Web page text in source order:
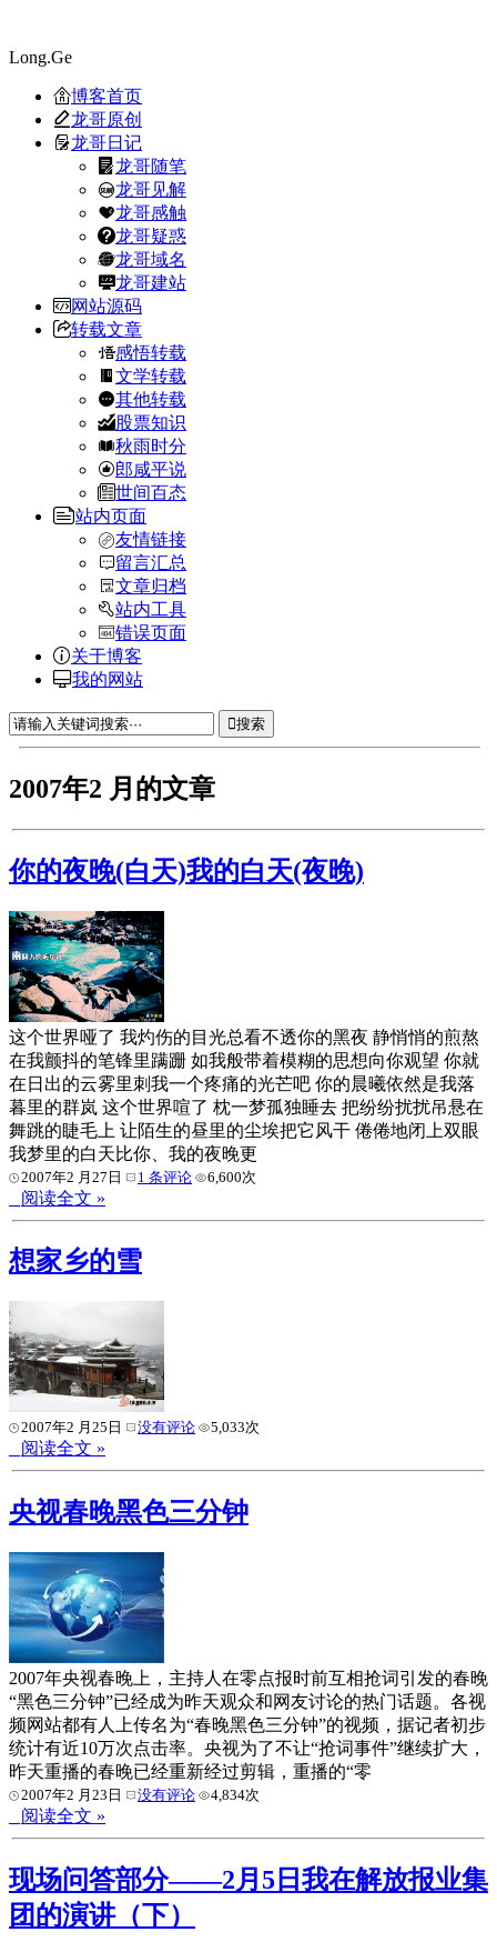
Long.Ge
博客首页
龙哥原创
龙哥日记
龙哥随笔
龙哥见解
龙哥感触
龙哥疑惑
龙哥域名
龙哥建站
网站源码
转载文章
感悟转载
文学转载
其他转载
股票知识
秋雨时分
郎咸平说
世间百态
站内页面
友情链接
留言汇总
文章归档
站内工具
错误页面
关于博客
我的网站
搜索
2007年2 月的文章
你的夜晚(白天)我的白天(夜晚)
这个世界哑了 我灼伤的目光总看不透你的黑夜 静悄悄的煎熬
在我颤抖的笔锋里蹒跚 如我般带着模糊的思想向你观望 你就
在日出的云雾里刺我一个疼痛的光芒吧 你的晨曦依然是我落
暮里的群岚 这个世界喧了 枕一梦孤独睡去 把纷纷扰扰吊悬在
舞跳的睫毛上 让陌生的昼里的尘埃把它风干 倦倦地闭上双眼
我梦里的白天比你、我的夜晚更
2007年2 月27日 1 条评论 6,600次
阅读全文 »
想家乡的雪
2007年2 月25日 没有评论 5,033次
阅读全文 »
央视春晚黑色三分钟
2007年央视春晚上，主持人在零点报时前互相抢词引发的春晚
“黑色三分钟”已经成为昨天观众和网友讨论的热门话题。各视
频网站都有人上传名为“春晚黑色三分钟”的视频，据记者初步
统计有近10万次点击率。央视为了不让“抢词事件”继续扩大，
昨天重播的春晚已经重新经过剪辑，重播的“零
2007年2 月23日 没有评论 4,834次
阅读全文 »
现场问答部分——2月5日我在解放报业集
团的演讲（下）